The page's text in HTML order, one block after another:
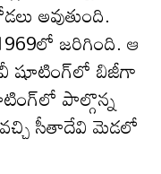
అవుతుంది.
జరిగింది. ఆ
షూటింగ్‌లో బిజీగా
పాల్గొన్న
సీతాదేవి మెడలో